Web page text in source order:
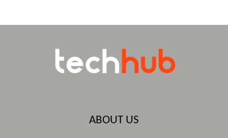
ABOUT US